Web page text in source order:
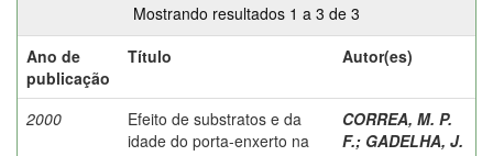
Mostrando resultados 1 a 3 de 3
Ano de
publicação
Título Autor(es)
2000
Efeito de substratos e da
idade do porta-enxerto na
CORREA, M. P.
F.; GADELHA, J.